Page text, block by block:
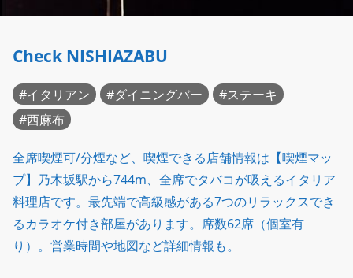
Check NISHIAZABU
イタリアン ダイニングバー
ステーキ
西麻布
全席喫煙可/分煙など、喫煙できる店舗情報は【喫煙マッ
プ】乃木坂駅から744m、全席でタバコが吸えるイタリア
料理店です。最先端で高級感がある7つのリラックスでき
るカラオケ付き部屋があります。席数62席（個室有
り）。営業時間や地図など詳細情報も。